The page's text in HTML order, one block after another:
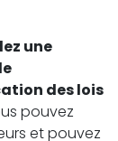
une
des lois
pouvez
et pouvez